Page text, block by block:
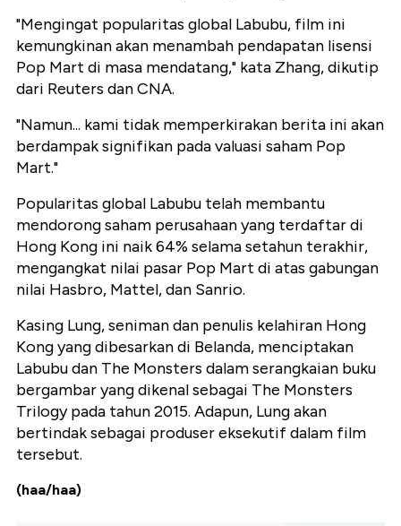
"Mengingat popularitas global Labubu, film ini
kemungkinan akan menambah pendapatan lisensi
Pop Mart di masa mendatang," kata Zhang, dikutip
dari Reuters dan CNA.
"Namun... kami tidak memperkirakan berita ini akan
berdampak signifikan pada valuasi saham Pop
Mart."
Popularitas global Labubu telah membantu
mendorong saham perusahaan yang terdaftar di
Hong Kong ini naik 64% selama setahun terakhir,
mengangkat nilai pasar Pop Mart di atas gabungan
nilai Hasbro, Mattel, dan Sanrio.
Kasing Lung, seniman dan penulis kelahiran Hong
Kong yang dibesarkan di Belanda, menciptakan
Labubu dan The Monsters dalam serangkaian buku
bergambar yang dikenal sebagai The Monsters
Trilogy pada tahun 2015. Adapun, Lung akan
bertindak sebagai produser eksekutif dalam film
tersebut.
(haa/haa)